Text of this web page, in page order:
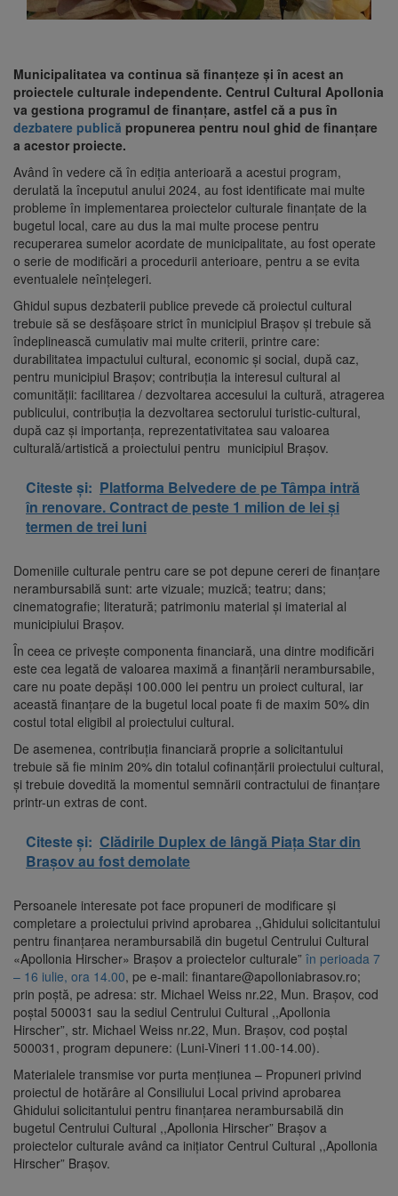
Municipalitatea va continua să finanțeze și în acest an
proiectele culturale independente. Centrul Cultural Apollonia
va gestiona programul de finanțare, astfel că a pus în
dezbatere publică propunerea pentru noul ghid de finanțare
a acestor proiecte.
Având în vedere că în ediția anterioară a acestui program,
derulată la începutul anului 2024, au fost identificate mai multe
probleme în implementarea proiectelor culturale finanțate de la
bugetul local, care au dus la mai multe procese pentru
recuperarea sumelor acordate de municipalitate, au fost operate
o serie de modificări a procedurii anterioare, pentru a se evita
eventualele neînțelegeri.
Ghidul supus dezbaterii publice prevede că proiectul cultural
trebuie să se desfășoare strict în municipiul Brașov și trebuie să
îndeplinească cumulativ mai multe criterii, printre care:
durabilitatea impactului cultural, economic și social, după caz,
pentru municipiul Brașov; contribuția la interesul cultural al
comunității: facilitarea / dezvoltarea accesului la cultură, atragerea
publicului, contribuția la dezvoltarea sectorului turistic-cultural,
după caz și importanța, reprezentativitatea sau valoarea
culturală/artistică a proiectului pentru municipiul Brașov.
Citeste și: Platforma Belvedere de pe Tâmpa intră
în renovare. Contract de peste 1 milion de lei și
termen de trei luni
Domeniile culturale pentru care se pot depune cereri de finanțare
nerambursabilă sunt: arte vizuale; muzică; teatru; dans;
cinematografie; literatură; patrimoniu material și imaterial al
municipiului Brașov.
În ceea ce privește componenta financiară, una dintre modificări
este cea legată de valoarea maximă a finanțării nerambursabile,
care nu poate depăși 100.000 lei pentru un proiect cultural, iar
această finanțare de la bugetul local poate fi de maxim 50% din
costul total eligibil al proiectului cultural.
De asemenea, contribuția financiară proprie a solicitantului
trebuie să fie minim 20% din totalul cofinanțării proiectului cultural,
și trebuie dovedită la momentul semnării contractului de finanțare
printr-un extras de cont.
Citeste și: Clădirile Duplex de lângă Piața Star din
Brașov au fost demolate
Persoanele interesate pot face propuneri de modificare și
completare a proiectului privind aprobarea ,,Ghidului solicitantului
pentru finanțarea nerambursabilă din bugetul Centrului Cultural
«Apollonia Hirscher» Brașov a proiectelor culturale” în perioada 7
– 16 iulie, ora 14.00, pe e-mail: finantare@apolloniabrasov.ro;
prin poștă, pe adresa: str. Michael Weiss nr.22, Mun. Brașov, cod
poștal 500031 sau la sediul Centrului Cultural ,,Apollonia
Hirscher”, str. Michael Weiss nr.22, Mun. Brașov, cod poștal
500031, program depunere: (Luni-Vineri 11.00-14.00).
Materialele transmise vor purta mențiunea – Propuneri privind
proiectul de hotărâre al Consiliului Local privind aprobarea
Ghidului solicitantului pentru finanțarea nerambursabilă din
bugetul Centrului Cultural ,,Apollonia Hirscher” Brașov a
proiectelor culturale având ca inițiator Centrul Cultural ,,Apollonia
Hirscher” Brașov.